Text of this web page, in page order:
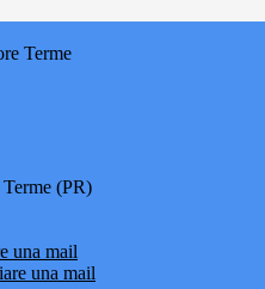
Terme
(PR)
una mail
una mail